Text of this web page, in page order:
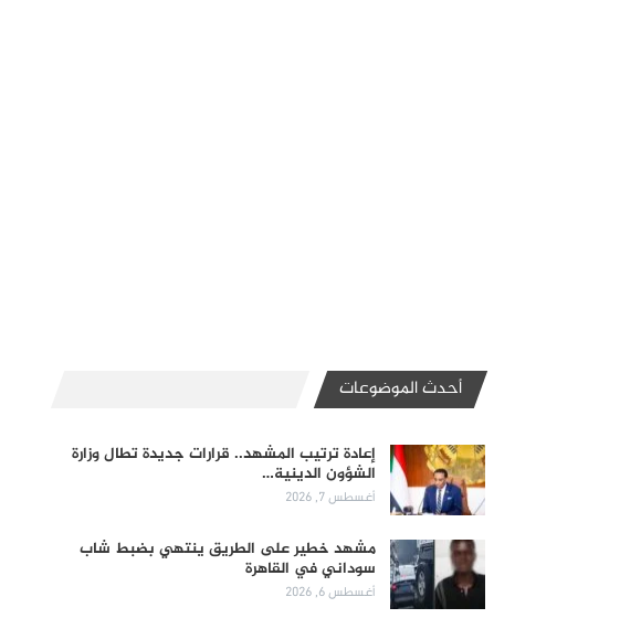
أحدث الموضوعات
إعادة ترتيب المشهد.. قرارات جديدة تطال وزارة
الشؤون الدينية…
أغسطس 7, 2026
مشهد خطير على الطريق ينتهي بضبط شاب
سوداني في القاهرة
أغسطس 6, 2026